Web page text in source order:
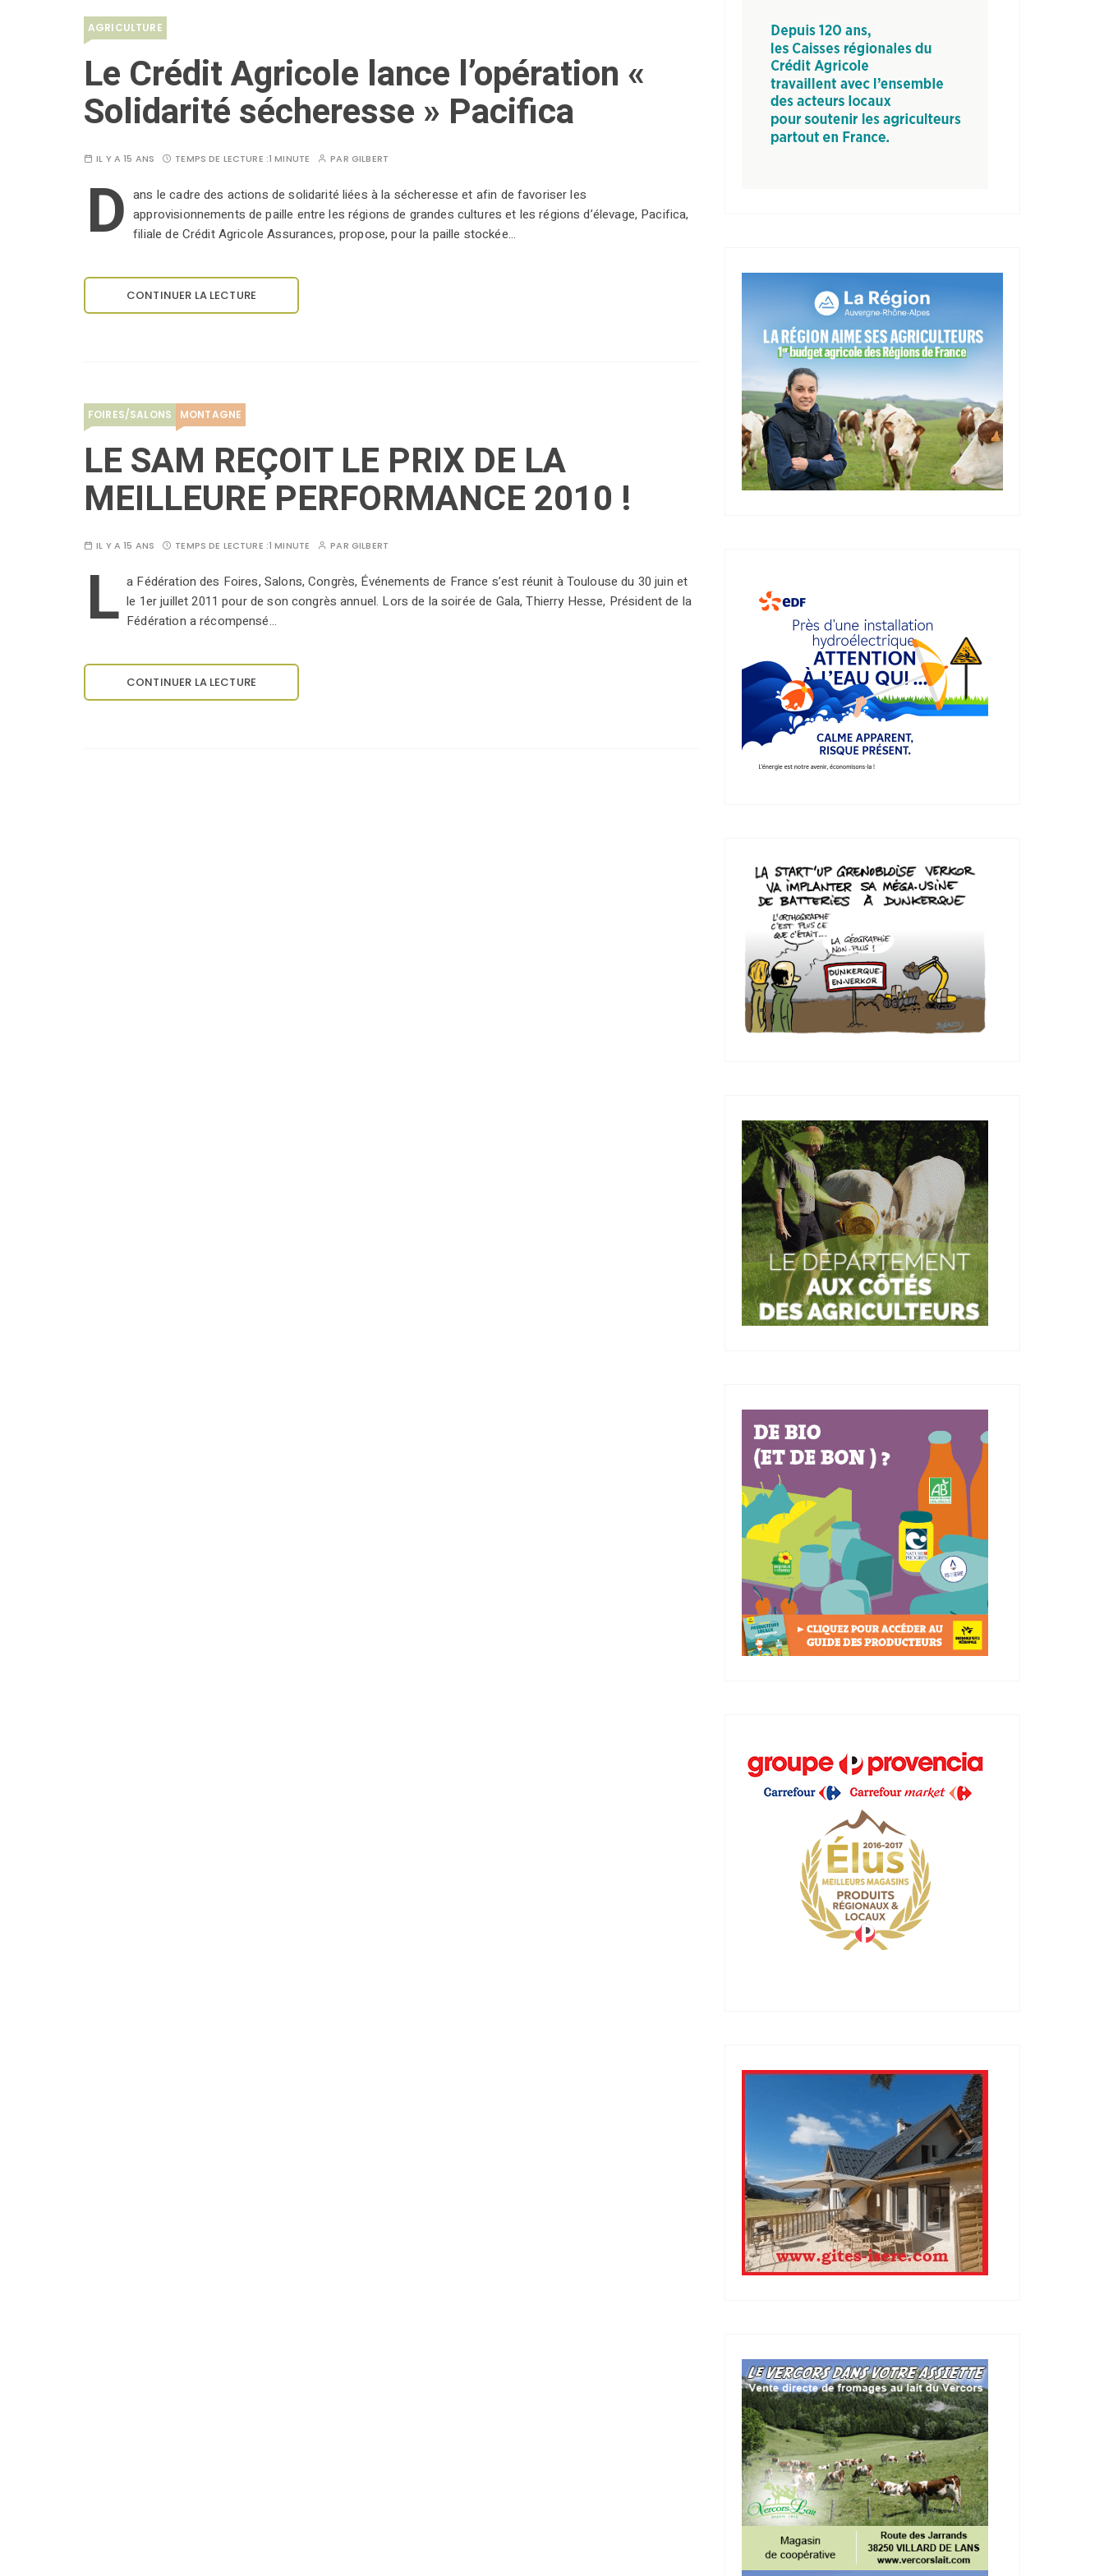
AGRICULTURE
Le Crédit Agricole lance l’opération «
Solidarité sécheresse » Pacifica
IL Y A 15 ANS TEMPS DE LECTURE :1 MINUTE PAR GILBERT
D ans le cadre des actions de solidarité liées à la sécheresse et afin de favoriser les
approvisionnements de paille entre les régions de grandes cultures et les régions d’élevage, Pacifica,
filiale de Crédit Agricole Assurances, propose, pour la paille stockée…
CONTINUER LA LECTURE
FOIRES/SALONS MONTAGNE
LE SAM REÇOIT LE PRIX DE LA
MEILLEURE PERFORMANCE 2010 !
IL Y A 15 ANS TEMPS DE LECTURE :1 MINUTE PAR GILBERT
L a Fédération des Foires, Salons, Congrès, Événements de France s’est réunit à Toulouse du 30 juin et
le 1er juillet 2011 pour de son congrès annuel. Lors de la soirée de Gala, Thierry Hesse, Président de la
Fédération a récompensé…
CONTINUER LA LECTURE